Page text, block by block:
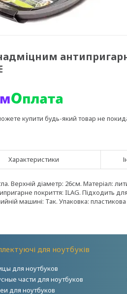
купити будь-який товар не
Характеристики
Верхній діаметр: 26см. Матеріал:
покриття: ILAG. Підходить
машині: Так. Упаковка: пластикова
для ноутбуків
для ноутбуков
части для ноутбуков
для ноутбуков